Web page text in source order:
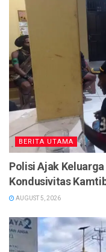
BERITA UTAMA
Polisi Ajak
Kondusivitas
AUGUST 5, 2026